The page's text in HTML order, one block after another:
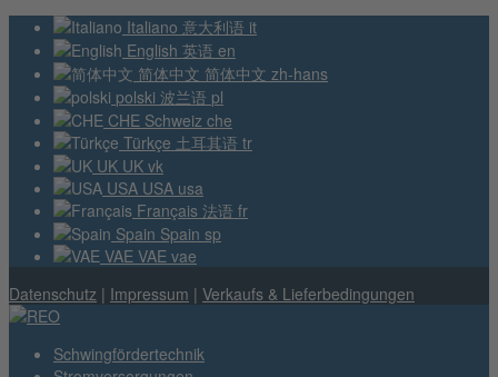
Italiano 意大利语 it
English 英语 en
简体中文 简体中文 zh-hans
polski 波兰语 pl
CHE Schweiz che
Türkçe 土耳其语 tr
UK UK vk
USA USA usa
Français 法语 fr
Spain Spain sp
VAE VAE vae
Datenschutz | Impressum | Verkaufs & Lieferbedingungen
Schwingfördertechnik